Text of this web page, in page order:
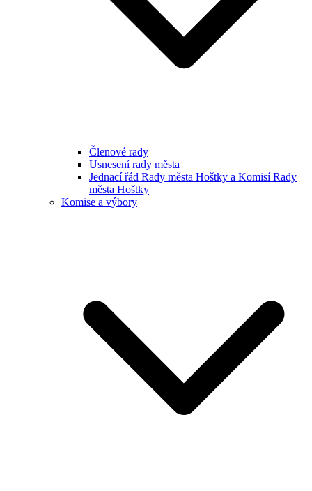
Členové rady
Usnesení rady města
Jednací řád Rady města Hoštky a Komisí Rady
města Hoštky
Komise a výbory